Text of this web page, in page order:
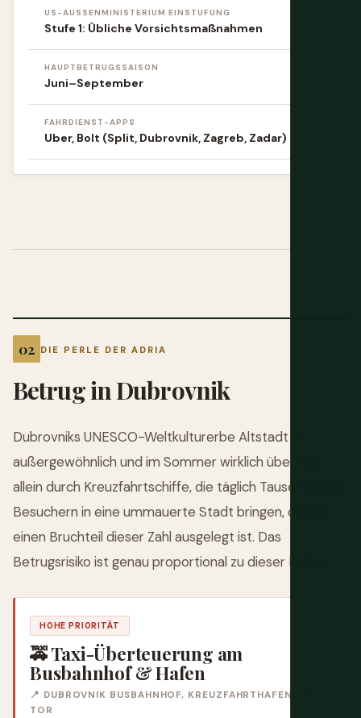
US-AUSSENMINISTERIUM EINSTUFUNG
Stufe 1: Übliche Vorsichtsmaßnahmen
HAUPTBETRUGSSAISON
Juni–September
FAHRDIENST-APPS
Uber, Bolt (Split, Dubrovnik, Zagreb, Zadar)
DIE PERLE DER ADRIA
Betrug in Dubrovnik
Dubrovniks UNESCO-Weltkulturerbe Altstadt ist
außergewöhnlich und im Sommer wirklich überfüllt,
allein durch Kreuzfahrtschiffe, die täglich Tausende von
Besuchern in eine ummauerte Stadt bringen, die für
einen Bruchteil dieser Zahl ausgelegt ist. Das
Betrugsrisiko ist genau proportional zu dieser Dichte.
HOHE PRIORITÄT
🚕 Taxi-Überteuerung am
Busbahnhof & Hafen
📍 DUBROVNIK BUSBAHNHOF, KREUZFAHRTHAFEN, PILE-
TOR